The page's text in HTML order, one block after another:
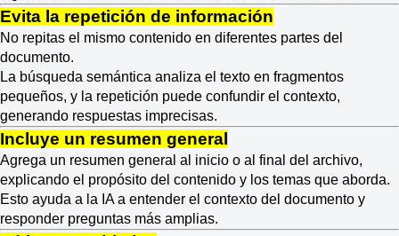
Evita la repetición de información
No repitas el mismo contenido en diferentes partes del
documento.
La búsqueda semántica analiza el texto en fragmentos
pequeños, y la repetición puede confundir el contexto,
generando respuestas imprecisas.
Incluye un resumen general
Agrega un resumen general al inicio o al final del archivo,
explicando el propósito del contenido y los temas que aborda.
Esto ayuda a la IA a entender el contexto del documento y
responder preguntas más amplias.